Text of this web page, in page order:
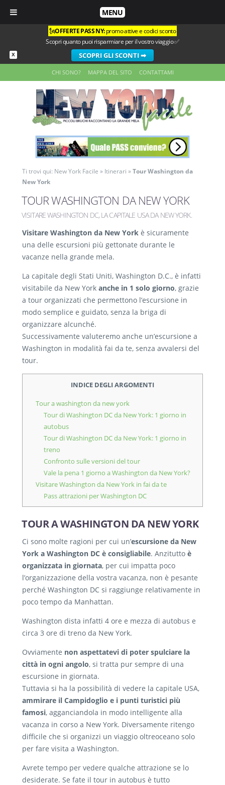
MENU
X
🗽OFFERTE PASS NY:promo attive e codici sconto
Scopri quanto puoi risparmiare per il vostro viaggio ✅
SCOPRI GLI SCONTI ➡
CHI SONO? MAPPA DEL SITO CONTATTAMI
Ti trovi qui: New York Facile » Itinerari »Tour Washington da
New York
TOUR WASHINGTON DA NEW YORK
VISITARE WASHINGTON DC, LA CAPITALE USA DA NEW YORK.
Visitare Washington da New York è sicuramente
una delle escursioni più gettonate durante le
vacanze nella grande mela.
La capitale degli Stati Uniti, Washington D.C., è infatti
visitabile da New York anche in 1 solo giorno, grazie
a tour organizzati che permettono l’escursione in
modo semplice e guidato, senza la briga di
organizzare alcunché.
Successivamente valuteremo anche un’escursione a
Washington in modalità fai da te, senza avvalersi del
tour.
INDICE DEGLI ARGOMENTI
Tour a washington da new york
Tour di Washington DC da New York: 1 giorno in
autobus
Tour di Washington DC da New York: 1 giorno in
treno
Confronto sulle versioni del tour
Vale la pena 1 giorno a Washington da New York?
Visitare Washington da New York in fai da te
Pass attrazioni per Washington DC
TOUR A WASHINGTON DA NEW YORK
Ci sono molte ragioni per cui un’escursione da New
York a Washington DC è consigliabile. Anzitutto è
organizzata in giornata, per cui impatta poco
l’organizzazione della vostra vacanza, non è pesante
perché Washington DC si raggiunge relativamente in
poco tempo da Manhattan.
Washington dista infatti 4 ore e mezza di autobus e
circa 3 ore di treno da New York.
Ovviamente non aspettatevi di poter spulciare la
città in ogni angolo, si tratta pur sempre di una
escursione in giornata.
Tuttavia si ha la possibilità di vedere la capitale USA,
ammirare il Campidoglio e i punti turistici più
famosi, agganciandola in modo intelligente alla
vacanza in corso a New York. Diversamente ritengo
difficile che si organizzi un viaggio oltreoceano solo
per fare visita a Washington.
Avrete tempo per vedere qualche attrazione se lo
desiderate. Se fate il tour in autobus è tutto